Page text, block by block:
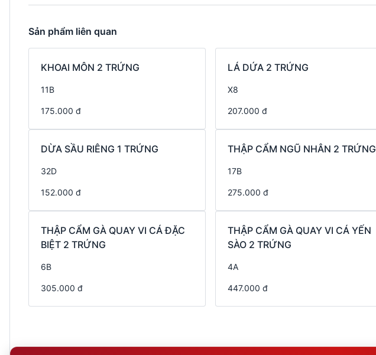
Sản phẩm liên quan
KHOAI MÔN 2 TRỨNG
11B
175.000 đ
LÁ DỨA 2 TRỨNG
X8
207.000 đ
DỪA SẦU RIÊNG 1 TRỨNG
32D
152.000 đ
THẬP CẨM NGŨ NHÂN 2 TRỨNG
17B
275.000 đ
THẬP CẨM GÀ QUAY VI CÁ ĐẶC
BIỆT 2 TRỨNG
6B
305.000 đ
THẬP CẨM GÀ QUAY VI CÁ YẾN
SÀO 2 TRỨNG
4A
447.000 đ